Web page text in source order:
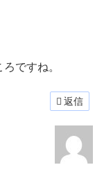
ですね。
返信